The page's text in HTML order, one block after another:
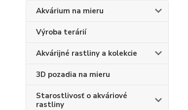
Akvárium na mieru
Výroba terárií
Akvárijné rastliny a kolekcie
3D pozadia na mieru
Starostlivosť o akváriové
rastliny